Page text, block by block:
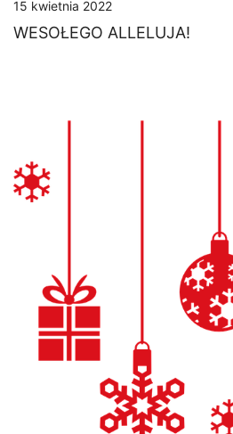
15 kwietnia 2022
WESOŁEGO ALLELUJA!